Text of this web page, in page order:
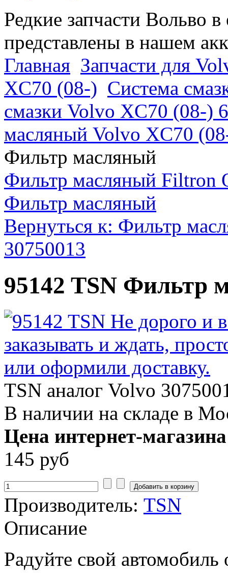
Редкие запчасти Вольво
представлены в нашем
Главная Запчасти для
XC70 (08-) Система
смазки Volvo XC70 (08-)
масляный Volvo XC70
Фильтр масляный
Фильтр масляный Filtron
Фильтр масляный
Вернуться к: Фильтр
30750013
95142 TSN Фильтр
TSN аналог Volvo
В наличии на складе в
Цена интернет-
145 руб
Производитель: TSN
Описание
Радуйте свой